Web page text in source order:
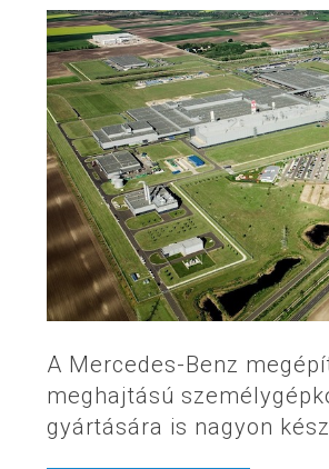
A Mercedes-Benz
meghajtású
gyártására is nagyon